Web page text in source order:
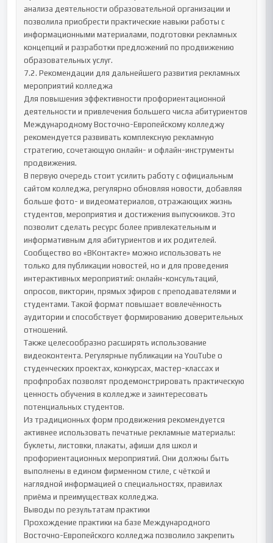
анализа деятельности образовательной организации и
позволила приобрести практические навыки работы с
информационными материалами, подготовки рекламных
концепций и разработки предложений по продвижению
образовательных услуг.
7.2. Рекомендации для дальнейшего развития рекламных
мероприятий колледжа
Для повышения эффективности профориентационной
деятельности и привлечения большего числа абитуриентов
Международному Восточно-Европейскому колледжу
рекомендуется развивать комплексную рекламную
стратегию, сочетающую онлайн- и офлайн-инструменты
продвижения.
В первую очередь стоит усилить работу с официальным
сайтом колледжа, регулярно обновляя новости, добавляя
больше фото- и видеоматериалов, отражающих жизнь
студентов, мероприятия и достижения выпускников. Это
позволит сделать ресурс более привлекательным и
информативным для абитуриентов и их родителей.
Сообщество во «ВКонтакте» можно использовать не
только для публикации новостей, но и для проведения
интерактивных мероприятий: онлайн-консультаций,
опросов, викторин, прямых эфиров с преподавателями и
студентами. Такой формат повышает вовлечённость
аудитории и способствует формированию доверительных
отношений.
Также целесообразно расширять использование
видеоконтента. Регулярные публикации на YouTube о
студенческих проектах, конкурсах, мастер-классах и
профпробах позволят продемонстрировать практическую
ценность обучения в колледже и заинтересовать
потенциальных студентов.
Из традиционных форм продвижения рекомендуется
активнее использовать печатные рекламные материалы:
буклеты, листовки, плакаты, афиши для школ и
профориентационных мероприятий. Они должны быть
выполнены в едином фирменном стиле, с чёткой и
наглядной информацией о специальностях, правилах
приёма и преимуществах колледжа.
Выводы по результатам практики
Прохождение практики на базе Международного
Восточно-Европейского колледжа позволило закрепить